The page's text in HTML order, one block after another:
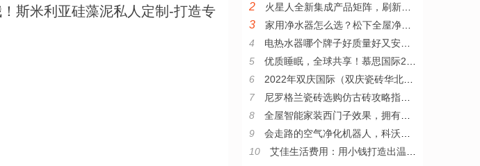
斯米利亚硅藻泥私人定制-打造专
2 火星人全新集成产品矩阵，刷新集成厨电产品新高度
3
家用净水器怎么选？松下全屋净水系统值得推荐
4
电热水器哪个牌子好质量好又安全？耐用安全的电热水器推荐
5
优质睡眠，全球共享！慕思国际2022年全新品牌宣传片发布
6
2022年双庆国际（双庆瓷砖华北区）核心战略伙伴峰会圆满举行
7
尼罗格兰瓷砖选购仿古砖攻略指南，教你从小白变“砖”家
8
全屋智能家装西门子效果，拥有西门子整套智能家居是什么体验
9
会走路的空气净化机器人，科沃斯沁宝让房子住得更舒心
10
艾佳生活费用：用小钱打造出温暖家